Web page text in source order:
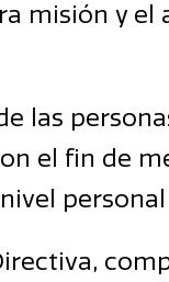
misión y el
las
el fin de